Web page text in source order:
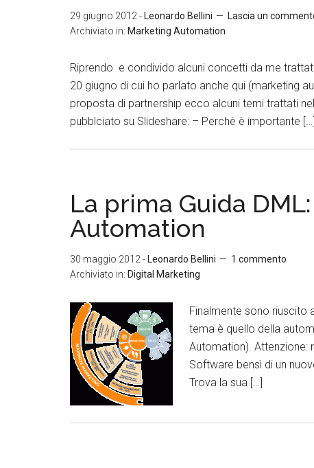
29 giugno 2012 - Leonardo Bellini
Lascia un
Archiviato in: Marketing Automation
Riprendo e condivido alcuni concetti da me
20 giugno di cui ho parlato anche qui (marketing
proposta di partnership ecco alcuni temi trattati
pubblciato su Slideshare: – Perchè è importante […]
La prima Guida
Automation
30 maggio 2012 - Leonardo Bellini
1 commento
Archiviato in: Digital Marketing
Finalmente sono riuscito
tema è quello della
Automation). Attenzione:
Software bensì di un
Trova la sua […]